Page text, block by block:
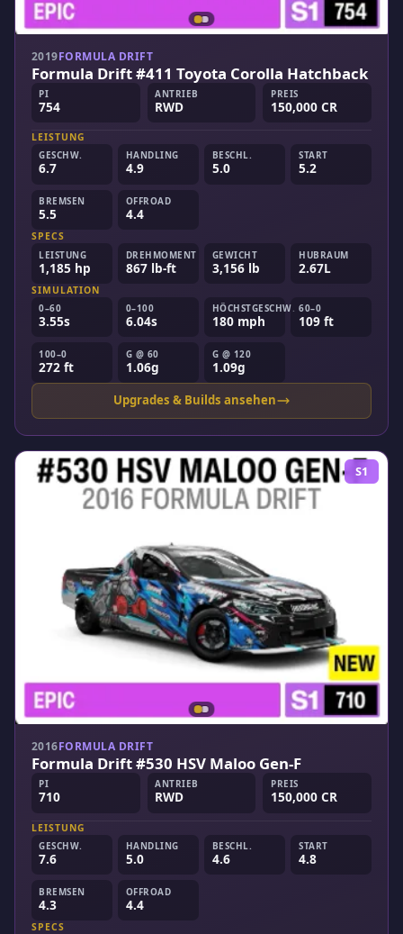
2019FORMULA DRIFT
Formula Drift #411 Toyota Corolla Hatchback
PI
754
ANTRIEB
RWD
PREIS
150,000 CR
LEISTUNG
GESCHW.
6.7
HANDLING
4.9
BESCHL.
5.0
START
5.2
BREMSEN
5.5
OFFROAD
4.4
SPECS
LEISTUNG
1,185 hp
DREHMOMENT
867 lb-ft
GEWICHT
3,156 lb
HUBRAUM
2.67L
SIMULATION
0–60
3.55s
0–100
6.04s
HÖCHSTGESCHW.
180 mph
60–0
109 ft
100–0
272 ft
G @ 60
1.06g
G @ 120
1.09g
Upgrades & Builds ansehen
S1
2016FORMULA DRIFT
Formula Drift #530 HSV Maloo Gen-F
PI
710
ANTRIEB
RWD
PREIS
150,000 CR
LEISTUNG
GESCHW.
7.6
HANDLING
5.0
BESCHL.
4.6
START
4.8
BREMSEN
4.3
OFFROAD
4.4
SPECS